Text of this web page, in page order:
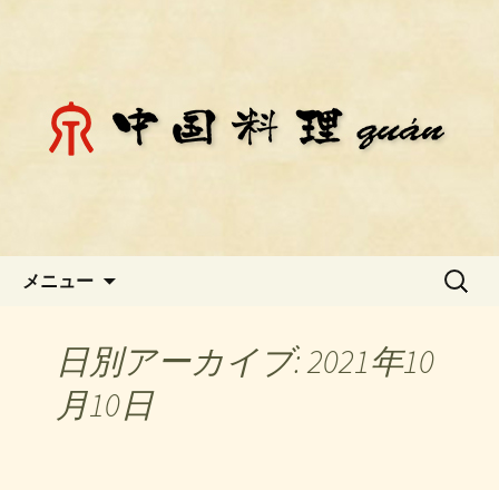
「チェン」のお知らせ
メニュー
検
日別アーカイブ: 2021年10
月10日